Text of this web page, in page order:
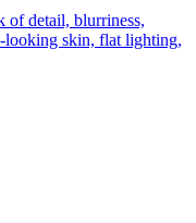
of detail, blurriness,
looking skin, flat lighting,